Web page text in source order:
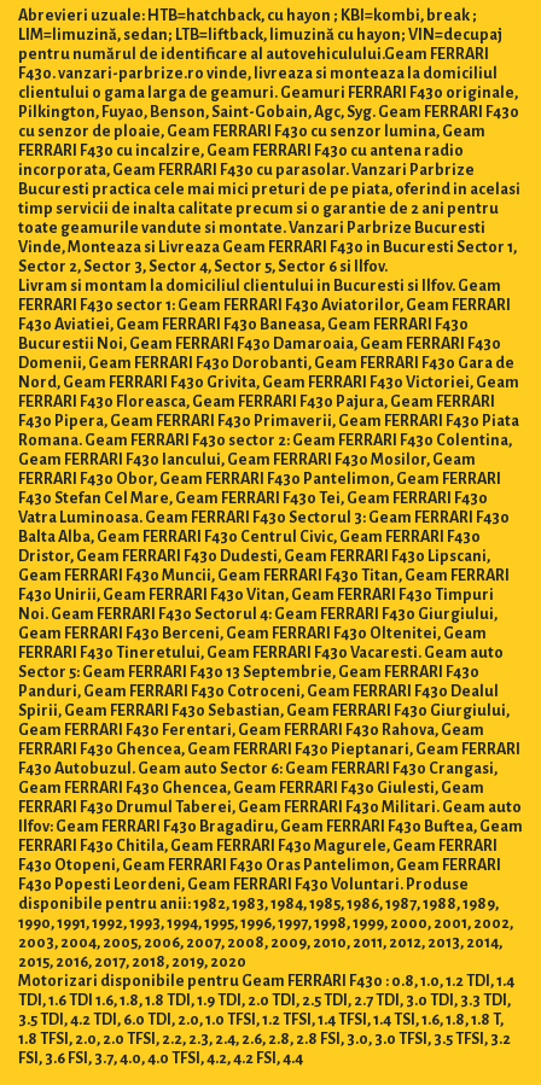
Abrevieri uzuale: HTB=hatchback, cu hayon ; KBI=kombi, break ;
LIM=limuzină, sedan; LTB=liftback, limuzină cu hayon; VIN=decupaj
pentru numărul de identificare al autovehiculului.Geam FERRARI
F430. vanzari-parbrize.ro vinde, livreaza si monteaza la domiciliul
clientului o gama larga de geamuri. Geamuri FERRARI F430 originale,
Pilkington, Fuyao, Benson, Saint-Gobain, Agc, Syg. Geam FERRARI F430
cu senzor de ploaie, Geam FERRARI F430 cu senzor lumina, Geam
FERRARI F430 cu incalzire, Geam FERRARI F430 cu antena radio
incorporata, Geam FERRARI F430 cu parasolar. Vanzari Parbrize
Bucuresti practica cele mai mici preturi de pe piata, oferind in acelasi
timp servicii de inalta calitate precum si o garantie de 2 ani pentru
toate geamurile vandute si montate. Vanzari Parbrize Bucuresti
Vinde, Monteaza si Livreaza Geam FERRARI F430 in Bucuresti Sector 1,
Sector 2, Sector 3, Sector 4, Sector 5, Sector 6 si Ilfov.
Livram si montam la domiciliul clientului in Bucuresti si Ilfov. Geam
FERRARI F430 sector 1: Geam FERRARI F430 Aviatorilor, Geam FERRARI
F430 Aviatiei, Geam FERRARI F430 Baneasa, Geam FERRARI F430
Bucurestii Noi, Geam FERRARI F430 Damaroaia, Geam FERRARI F430
Domenii, Geam FERRARI F430 Dorobanti, Geam FERRARI F430 Gara de
Nord, Geam FERRARI F430 Grivita, Geam FERRARI F430 Victoriei, Geam
FERRARI F430 Floreasca, Geam FERRARI F430 Pajura, Geam FERRARI
F430 Pipera, Geam FERRARI F430 Primaverii, Geam FERRARI F430 Piata
Romana. Geam FERRARI F430 sector 2: Geam FERRARI F430 Colentina,
Geam FERRARI F430 Iancului, Geam FERRARI F430 Mosilor, Geam
FERRARI F430 Obor, Geam FERRARI F430 Pantelimon, Geam FERRARI
F430 Stefan Cel Mare, Geam FERRARI F430 Tei, Geam FERRARI F430
Vatra Luminoasa. Geam FERRARI F430 Sectorul 3: Geam FERRARI F430
Balta Alba, Geam FERRARI F430 Centrul Civic, Geam FERRARI F430
Dristor, Geam FERRARI F430 Dudesti, Geam FERRARI F430 Lipscani,
Geam FERRARI F430 Muncii, Geam FERRARI F430 Titan, Geam FERRARI
F430 Unirii, Geam FERRARI F430 Vitan, Geam FERRARI F430 Timpuri
Noi. Geam FERRARI F430 Sectorul 4: Geam FERRARI F430 Giurgiului,
Geam FERRARI F430 Berceni, Geam FERRARI F430 Oltenitei, Geam
FERRARI F430 Tineretului, Geam FERRARI F430 Vacaresti. Geam auto
Sector 5: Geam FERRARI F430 13 Septembrie, Geam FERRARI F430
Panduri, Geam FERRARI F430 Cotroceni, Geam FERRARI F430 Dealul
Spirii, Geam FERRARI F430 Sebastian, Geam FERRARI F430 Giurgiului,
Geam FERRARI F430 Ferentari, Geam FERRARI F430 Rahova, Geam
FERRARI F430 Ghencea, Geam FERRARI F430 Pieptanari, Geam FERRARI
F430 Autobuzul. Geam auto Sector 6: Geam FERRARI F430 Crangasi,
Geam FERRARI F430 Ghencea, Geam FERRARI F430 Giulesti, Geam
FERRARI F430 Drumul Taberei, Geam FERRARI F430 Militari. Geam auto
Ilfov: Geam FERRARI F430 Bragadiru, Geam FERRARI F430 Buftea, Geam
FERRARI F430 Chitila, Geam FERRARI F430 Magurele, Geam FERRARI
F430 Otopeni, Geam FERRARI F430 Oras Pantelimon, Geam FERRARI
F430 Popesti Leordeni, Geam FERRARI F430 Voluntari. Produse
disponibile pentru anii: 1982, 1983, 1984, 1985, 1986, 1987, 1988, 1989,
1990, 1991, 1992, 1993, 1994, 1995, 1996, 1997, 1998, 1999, 2000, 2001, 2002,
2003, 2004, 2005, 2006, 2007, 2008, 2009, 2010, 2011, 2012, 2013, 2014,
2015, 2016, 2017, 2018, 2019, 2020
Motorizari disponibile pentru Geam FERRARI F430 : 0.8, 1.0, 1.2 TDI, 1.4
TDI, 1.6 TDI 1.6, 1.8, 1.8 TDI, 1.9 TDI, 2.0 TDI, 2.5 TDI, 2.7 TDI, 3.0 TDI, 3.3 TDI,
3.5 TDI, 4.2 TDI, 6.0 TDI, 2.0, 1.0 TFSI, 1.2 TFSI, 1.4 TFSI, 1.4 TSI, 1.6, 1.8, 1.8 T,
1.8 TFSI, 2.0, 2.0 TFSI, 2.2, 2.3, 2.4, 2.6, 2.8, 2.8 FSI, 3.0, 3.0 TFSI, 3.5 TFSI, 3.2
FSI, 3.6 FSI, 3.7, 4.0, 4.0 TFSI, 4.2, 4.2 FSI, 4.4